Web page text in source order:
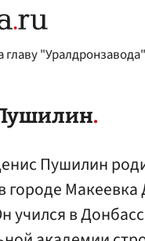
"Уралдронзавода"
Пушилин
городе
учился в